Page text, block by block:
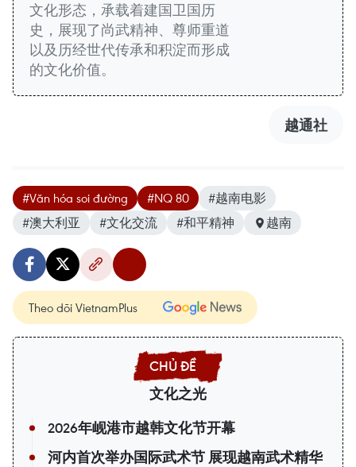
文化形态，承载着建国卫国历
史，展现了尚武精神、尊师重道
以及历经世代传承和积淀而形成
的文化价值。
越通社
#Văn hóa soi đường #NQ 80
#越南电影
#澳大利亚
#文化交流 #和平精神 越南
Theo dõi VietnamPlus
文化之光
2026年岘港市越韩文化节开幕
河内首次举办国际武术节 展现越南武术精华